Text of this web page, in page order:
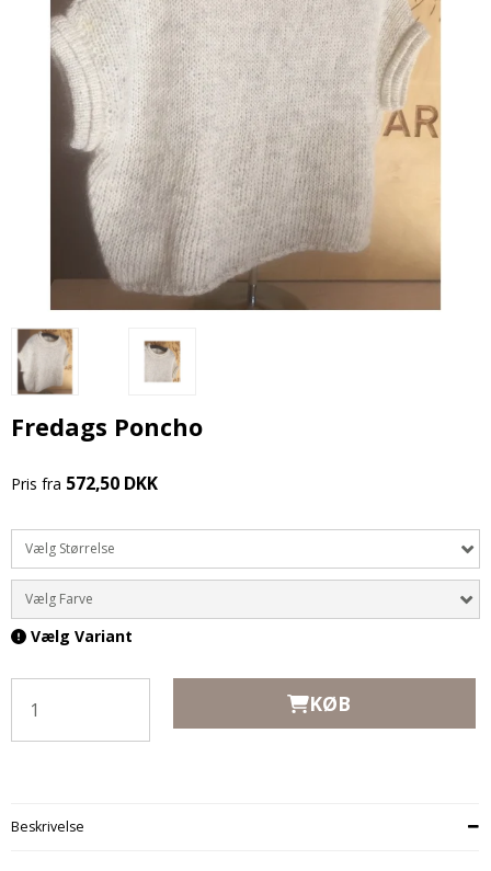
Fredags Poncho
Pris fra 572,50 DKK
Vælg Størrelse
Vælg Farve
Vælg Variant
KØB
Beskrivelse